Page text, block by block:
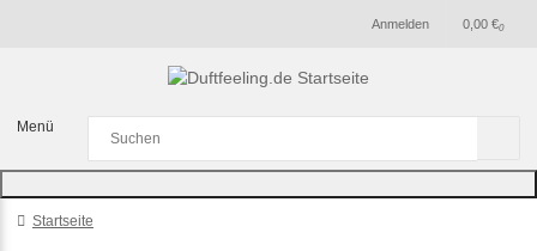
Anmelden 0
0,00 €
Menü
Startseite